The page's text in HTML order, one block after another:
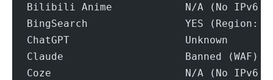
Bilibili Anime            N/A (No IPv6
BingSearch                YES (Region:
ChatGPT                   Unknown
Claude                    Banned (WAF)
Coze                      N/A (No IPv6